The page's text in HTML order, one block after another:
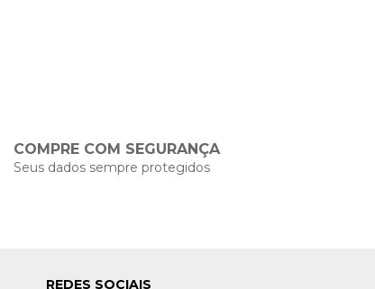
COMPRE COM SEGURANÇA
Seus dados sempre protegidos
REDES SOCIAIS